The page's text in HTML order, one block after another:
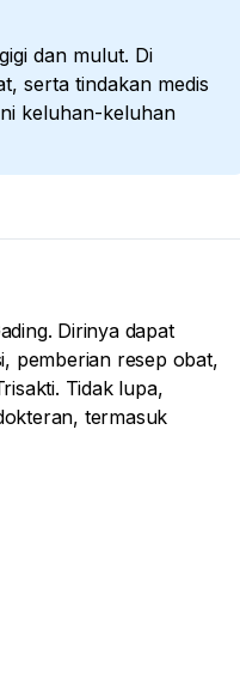
dan mulut. Di
serta tindakan medis
keluhan-keluhan
Dirinya dapat
pemberian resep obat,
Tidak lupa,
termasuk